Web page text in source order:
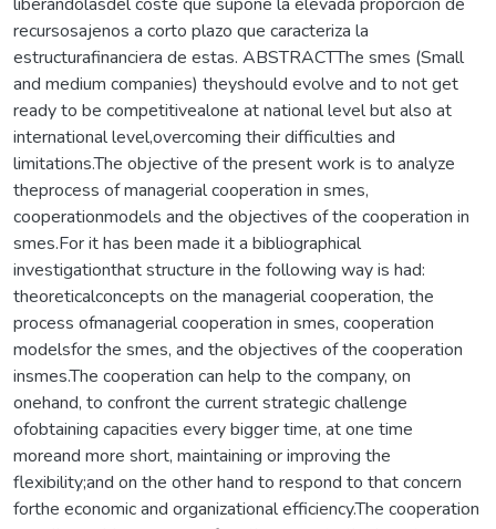
recursosajenos a corto plazo que caracteriza la
estructurafinanciera de estas. ABSTRACTThe smes (Small
and medium companies) theyshould evolve and to not get
ready to be competitivealone at national level but also at
international level,overcoming their difficulties and
limitations.The objective of the present work is to analyze
theprocess of managerial cooperation in smes,
cooperationmodels and the objectives of the cooperation in
smes.For it has been made it a bibliographical
investigationthat structure in the following way is had:
theoreticalconcepts on the managerial cooperation, the
process ofmanagerial cooperation in smes, cooperation
modelsfor the smes, and the objectives of the cooperation
insmes.The cooperation can help to the company, on
onehand, to confront the current strategic challenge
ofobtaining capacities every bigger time, at one time
moreand more short, maintaining or improving the
flexibility;and on the other hand to respond to that concern
forthe economic and organizational efficiency.The cooperation